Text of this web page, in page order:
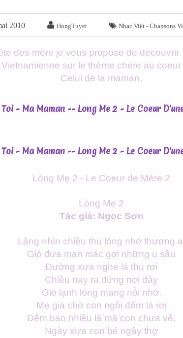
2010  HongTuyet  Nhạc Việt - Chansons
des mère je vous propose de découvrir
sur le thème chère au
Celui de la maman.
Lòng Mẹ 2 - Le Coeur de Mère 2
Lòng Mẹ 2
Tác giả: Ngọc Sơn
Lặng nhìn chiều thu lòng nhớ thương
Gió đưa man mác gợi những u sầu
Đường xưa nghe lá thu rơi
Chiều nay ra đứng nơi đâỵ
Gió lạnh lòng mang nỗi nhớ.
Mẹ già chờ con ngồi đếm lá rơị
Đếm bao nhiêu lá mà con chưa về.
Ngày xưa con bé ngây thợ